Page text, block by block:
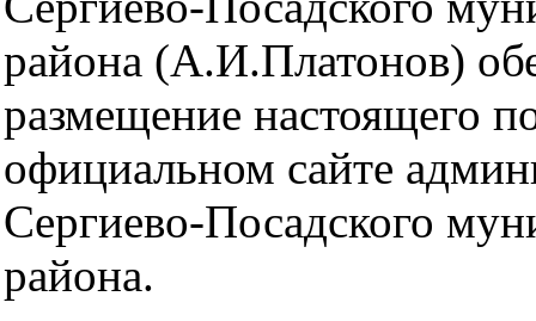
района (А.И.Платонов)
размещение настоящего
официальном сайте
Сергиево-Посадского
района.